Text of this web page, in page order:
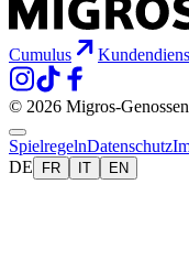
Cumulus
© 2026 Migros-
SpielregelnDatenschutz
DE
FR IT EN